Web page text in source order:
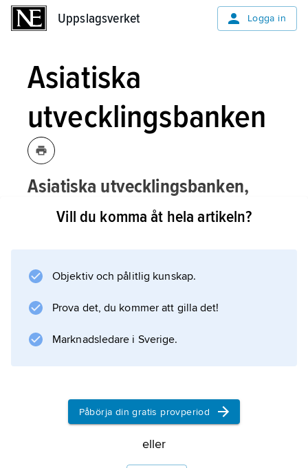
Uppslagsverket Logga in
Asiatiska
utvecklingsbanken
Asiatiska utvecklingsbanken,
Asian Development Bank, ADB,
Manila,
multilateral, finansiell institution med
ADB har till huvuduppgift att bekämpa
havet, bl.a. genom att främja ekonomisk och
social utveckling i regionen.
Information om artikeln
Vill du komma åt hela artikeln?
Objektiv och pålitlig kunskap.
Prova det, du kommer att gilla det!
Marknadsledare i Sverige.
Påbörja din gratis provperiod
eller